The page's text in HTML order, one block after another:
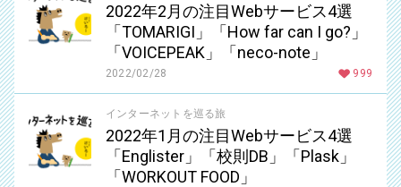
2022年2月の注目Webサービス4選
「TOMARIGI」「How far can I go?」
「VOICEPEAK」「neco-note」
2022/02/28 999
インターネットを巡る旅
2022年1月の注目Webサービス4選
「Englister」「校則DB」「Plask」
「WORKOUT FOOD」